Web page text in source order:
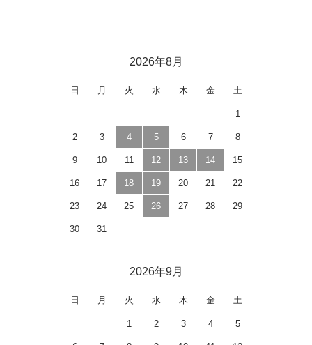
2026年8月
日 月 火 水 木 金 土
1
2 3 4 5 6 7 8
9 10 11 12 13 14 15
16 17 18 19 20 21 22
23 24 25 26 27 28 29
30 31
2026年9月
日 月 火 水 木 金 土
1 2 3 4 5